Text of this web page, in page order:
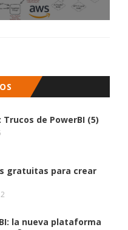
de PowerBI (5)
gratuitas para crear
la nueva plataforma